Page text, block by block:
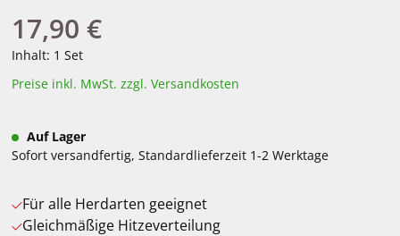
Regulärer Preis:
17,90 €
Inhalt: 1 Set
Preise inkl. MwSt. zzgl. Versandkosten
Auf Lager
Sofort versandfertig, Standardlieferzeit 1-2 Werktage
Für alle Herdarten geeignet
Gleichmäßige Hitzeverteilung